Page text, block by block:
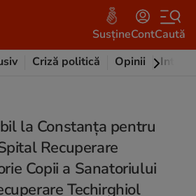
SusțineContCaută
Criză politică Opinii
la Constanța pentru
Recuperare
Copii a Sanatoriului
Techirghiol